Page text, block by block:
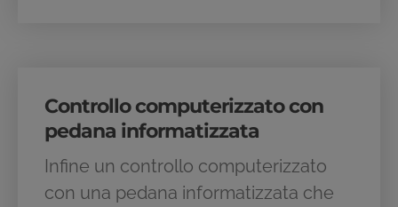
Controllo computerizzato con
pedana informatizzata
Infine un controllo computerizzato
con una pedana informatizzata che